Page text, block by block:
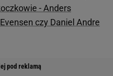
- Anders
czy Daniel Andre